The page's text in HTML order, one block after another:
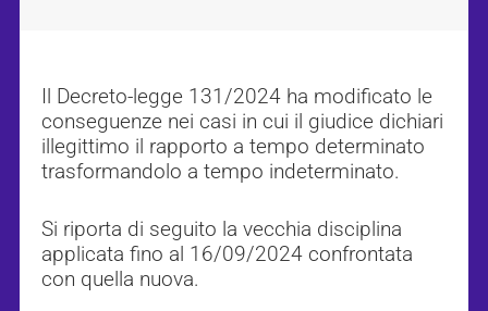
Il Decreto-legge 131/2024 ha modificato le
conseguenze nei casi in cui il giudice dichiari
illegittimo il rapporto a tempo determinato
trasformandolo a tempo indeterminato.
Si riporta di seguito la vecchia disciplina
applicata fino al 16/09/2024 confrontata
con quella nuova.